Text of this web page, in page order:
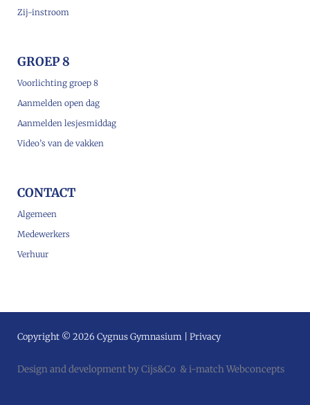
Zij-instroom
GROEP 8
Voorlichting groep 8
Aanmelden open dag
Aanmelden lesjesmiddag
Video’s van de vakken
CONTACT
Algemeen
Medewerkers
Verhuur
Copyright © 2026 Cygnus Gymnasium | Privacy
Design and development by Cijs&Co &i-match Webconcepts